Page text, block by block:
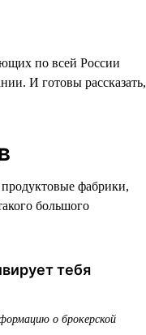
по всей России
И готовы рассказать,
фабрики,
большого
тебя
о брокерской